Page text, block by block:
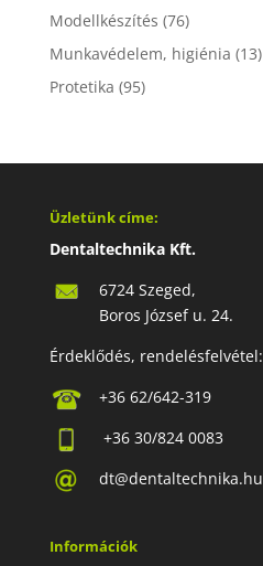
Modellkészítés (76)
Munkavédelem, higiénia (13)
Protetika (95)
Üzletünk címe:
Dentaltechnika Kft.
6724 Szeged,
Boros József u. 24.
Érdeklődés, rendelésfelvétel:
+36 62/642-319
+36 30/824 0083
dt@dentaltechnika.hu
Információk